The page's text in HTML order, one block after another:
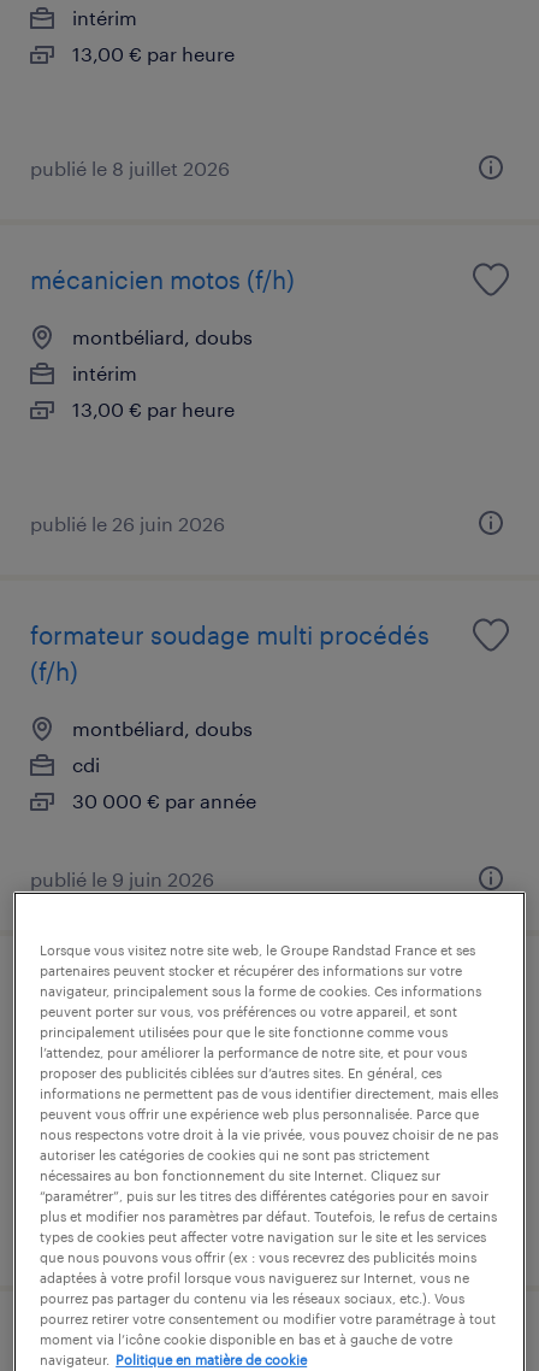
intérim
13,00 € par heure
publié le 8 juillet 2026
mécanicien motos (f/h)
montbéliard, doubs
intérim
13,00 € par heure
publié le 26 juin 2026
formateur soudage multi procédés
(f/h)
montbéliard, doubs
cdi
30 000 € par année
publié le 9 juin 2026
assistant (f/h)
montbéliard, doubs
intérim
12,31 € par heure
publié le 3 août 2026
conducteur vl livreur (f/h)
Lorsque vous visitez notre site web, le Groupe Randstad France et ses
partenaires peuvent stocker et récupérer des informations sur votre
navigateur, principalement sous la forme de cookies. Ces informations
peuvent porter sur vous, vos préférences ou votre appareil, et sont
principalement utilisées pour que le site fonctionne comme vous
l’attendez, pour améliorer la performance de notre site, et pour vous
proposer des publicités ciblées sur d’autres sites. En général, ces
informations ne permettent pas de vous identifier directement, mais elles
peuvent vous offrir une expérience web plus personnalisée. Parce que
nous respectons votre droit à la vie privée, vous pouvez choisir de ne pas
autoriser les catégories de cookies qui ne sont pas strictement
nécessaires au bon fonctionnement du site Internet. Cliquez sur
“paramétrer”, puis sur les titres des différentes catégories pour en savoir
plus et modifier nos paramètres par défaut. Toutefois, le refus de certains
types de cookies peut affecter votre navigation sur le site et les services
que nous pouvons vous offrir (ex : vous recevrez des publicités moins
adaptées à votre profil lorsque vous naviguerez sur Internet, vous ne
pourrez pas partager du contenu via les réseaux sociaux, etc.). Vous
pourrez retirer votre consentement ou modifier votre paramétrage à tout
moment via l’icône cookie disponible en bas et à gauche de votre
navigateur.
Politique en matière de cookie